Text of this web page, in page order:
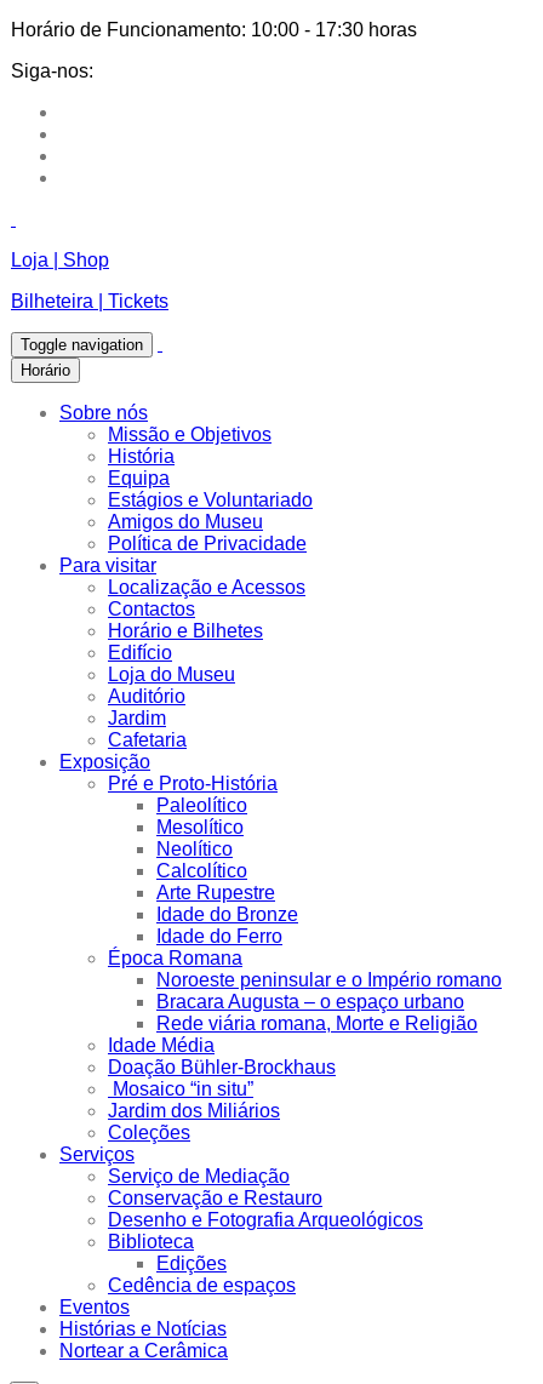
Horário de Funcionamento: 10:00 - 17:30 horas
Siga-nos:
Loja | Shop
Bilheteira | Tickets
Toggle navigation
Horário
Sobre nós
Missão e Objetivos
História
Equipa
Estágios e Voluntariado
Amigos do Museu
Política de Privacidade
Para visitar
Localização e Acessos
Contactos
Horário e Bilhetes
Edifício
Loja do Museu
Auditório
Jardim
Cafetaria
Exposição
Pré e Proto-História
Paleolítico
Mesolítico
Neolítico
Calcolítico
Arte Rupestre
Idade do Bronze
Idade do Ferro
Época Romana
Noroeste peninsular e o Império romano
Bracara Augusta – o espaço urbano
Rede viária romana, Morte e Religião
Idade Média
Doação Bühler-Brockhaus
Mosaico “in situ”
Jardim dos Miliários
Coleções
Serviços
Serviço de Mediação
Conservação e Restauro
Desenho e Fotografia Arqueológicos
Biblioteca
Edições
Cedência de espaços
Eventos
Histórias e Notícias
Nortear a Cerâmica